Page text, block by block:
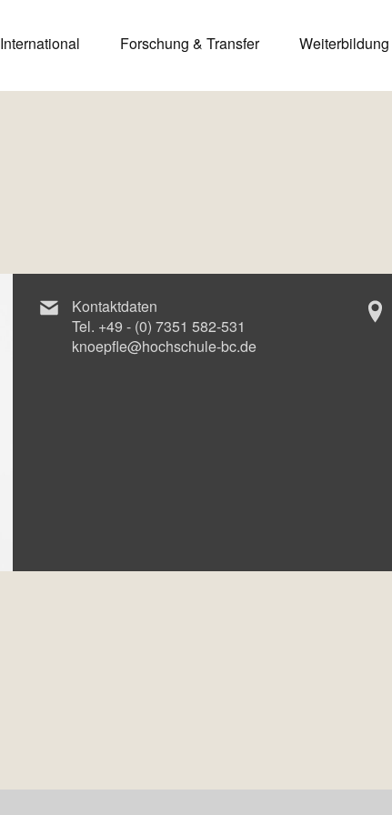
International Forschung & Transfer Weiterbildung
Kontaktdaten
Tel. +49 - (0) 7351 582-531
knoepfle@hochschule-bc.de